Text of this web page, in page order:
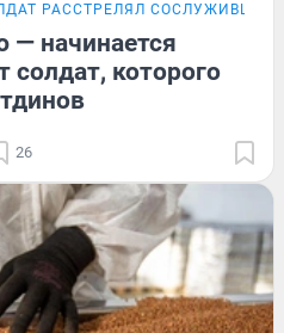
РАССТРЕЛЯЛ СОСЛУЖИВЦЕВ
начинается
солдат, которого
26